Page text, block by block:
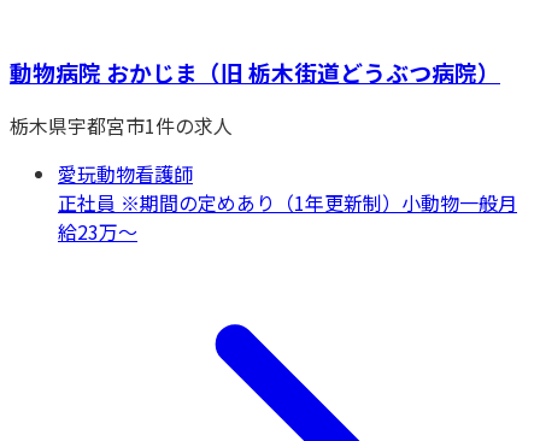
動物病院 おかじま（旧 栃木街道どうぶつ病院）
栃木県宇都宮市1件の求人
愛玩動物看護師
正社員 ※期間の定めあり（1年更新制） 小動物一般月
給23万〜